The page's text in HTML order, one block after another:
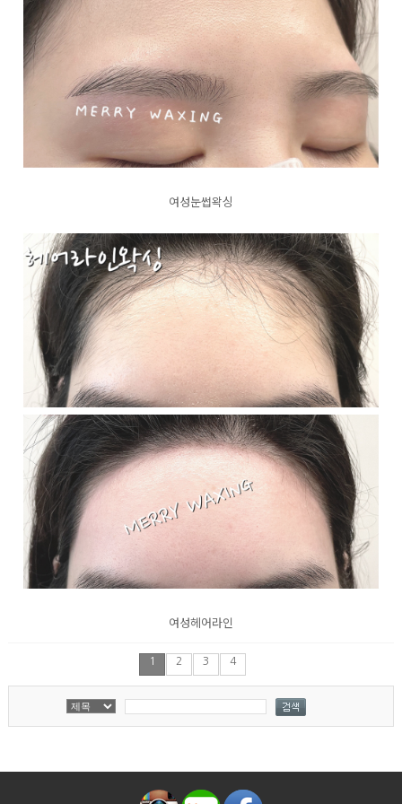
여성눈썹왁싱
여성헤어라인
1 2 3 4